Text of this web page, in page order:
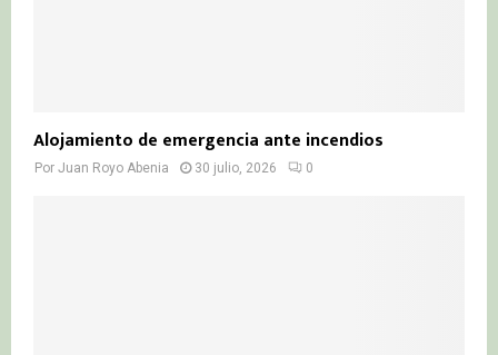
Alojamiento de emergencia ante incendios
Por Juan Royo Abenia 30 julio, 2026 0